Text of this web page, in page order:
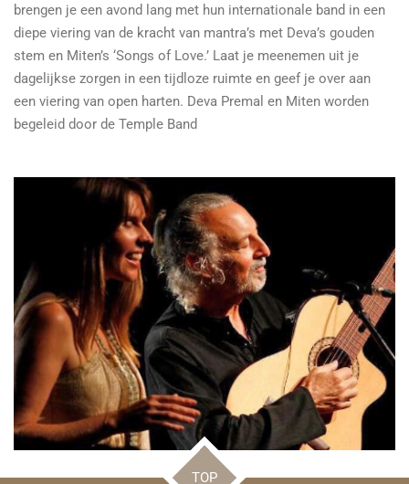
brengen je een avond lang met hun internationale band in een
diepe viering van de kracht van mantra’s met Deva’s gouden
stem en Miten’s ‘Songs of Love.’ Laat je meenemen uit je
dagelijkse zorgen in een tijdloze ruimte en geef je over aan
een viering van open harten. Deva Premal en Miten worden
begeleid door de Temple Band
TOP